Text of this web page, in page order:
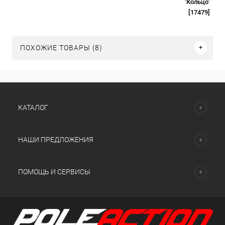
"Кольцо"
[17479]
ПОХОЖИЕ ТОВАРЫ (8)
КАТАЛОГ
НАШИ ПРЕДЛОЖЕНИЯ
ПОМОЩЬ И СЕРВИСЫ